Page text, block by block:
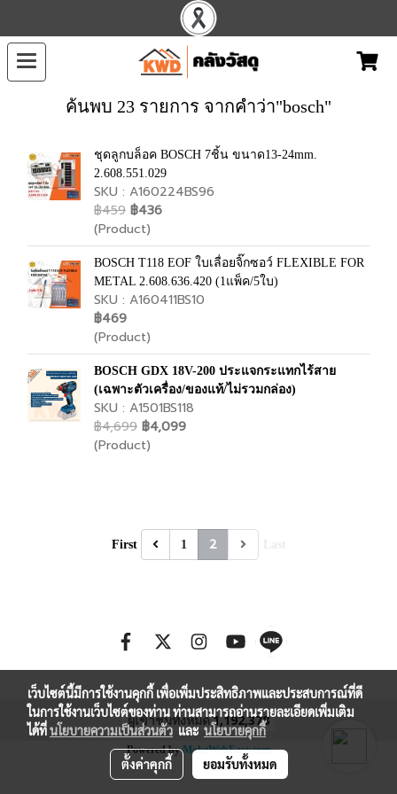
ค้นพบ 23 รายการ จากคำว่า"bosch"
ชุดลูกบล็อค BOSCH 7ชิ้น ขนาด13-24mm.
2.608.551.029
SKU : A160224BS96
฿459 ฿436
(Product)
BOSCH T118 EOF ใบเลื่อยจิ๊กซอว์ FLEXIBLE FOR
METAL 2.608.636.420 (1แพ็ค/5ใบ)
SKU : A160411BS10
฿469
(Product)
BOSCH GDX 18V-200 ประแจกระแทกไร้สาย
(เฉพาะตัวเครื่อง/ของแท้/ไม่รวมกล่อง)
SKU : A1501BS118
฿4,699 ฿4,099
(Product)
First 1 2
ผู้เข้าชมทั้งหมด1,192,378
Powered byMakeWebEasy.com
เว็บไซต์นี้มีการใช้งานคุกกี้ เพื่อเพิ่มประสิทธิภาพและประสบการณ์ที่ดี
ในการใช้งานเว็บไซต์ของท่าน ท่านสามารถอ่านรายละเอียดเพิ่มเติม
ได้ที่นโยบายความเป็นส่วนตัวและนโยบายคุกกี้
ตั้งค่าคุกกี้ ยอมรับทั้งหมด